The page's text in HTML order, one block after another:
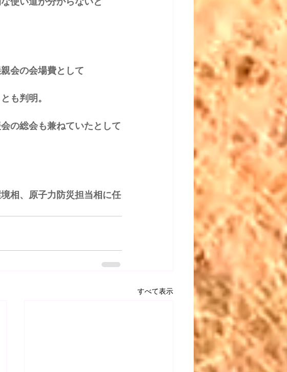
会の会場費として
も判明。
の総会も兼ねていたとして
相、原子力防災担当相に任
すべて表示